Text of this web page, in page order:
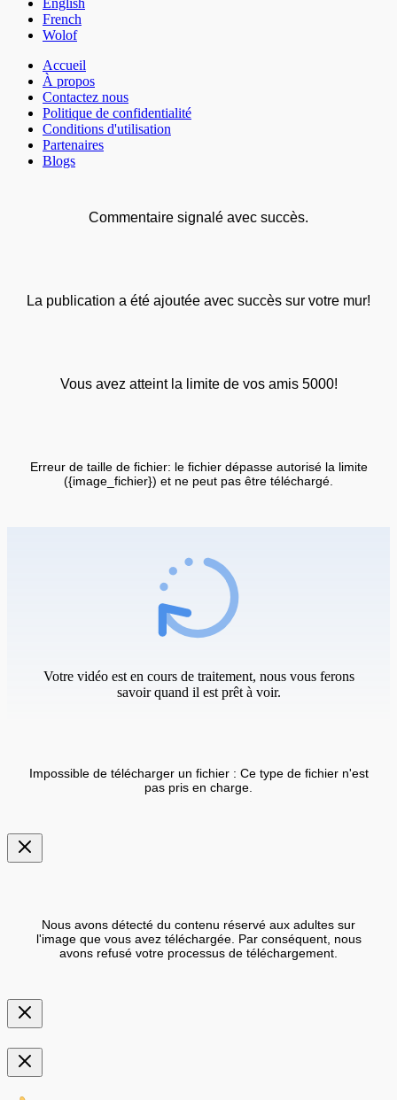
English
French
Wolof
Accueil
À propos
Contactez nous
Politique de confidentialité
Conditions d'utilisation
Partenaires
Blogs
Commentaire signalé avec succès.
La publication a été ajoutée avec succès sur votre mur!
Vous avez atteint la limite de vos amis 5000!
Erreur de taille de fichier: le fichier dépasse autorisé la limite
({image_fichier}) et ne peut pas être téléchargé.
Votre vidéo est en cours de traitement, nous vous ferons
savoir quand il est prêt à voir.
Impossible de télécharger un fichier : Ce type de fichier n'est
pas pris en charge.
Nous avons détecté du contenu réservé aux adultes sur
l'image que vous avez téléchargée. Par conséquent, nous
avons refusé votre processus de téléchargement.